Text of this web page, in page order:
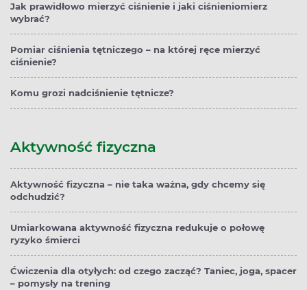
Jak prawidłowo mierzyć ciśnienie i jaki ciśnieniomierz
wybrać?
Pomiar ciśnienia tętniczego – na której ręce mierzyć
ciśnienie?
Komu grozi nadciśnienie tętnicze?
Aktywność fizyczna
Aktywność fizyczna – nie taka ważna, gdy chcemy się
odchudzić?
Umiarkowana aktywność fizyczna redukuje o połowę
ryzyko śmierci
Ćwiczenia dla otyłych: od czego zacząć? Taniec, joga, spacer
– pomysły na trening